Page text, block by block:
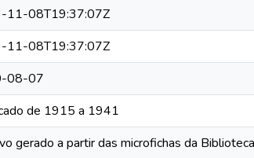
11-08T19:37:07Z
11-08T19:37:07Z
08-07
de 1915 a 1941
gerado a partir das microfichas da